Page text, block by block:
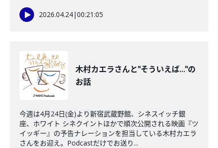
2026.04.24|00:21:05
木村カエラさんと"そういえば…"の
お話
今週は4月24日(金)より新宿武蔵野館、シネスイッチ銀
座、ホワイト シネクイントほかで順次公開される映画『ツ
イッギー』の予告ナレーションを担当している木村カエラ
さんをお迎え。Podcastだけでお送り...